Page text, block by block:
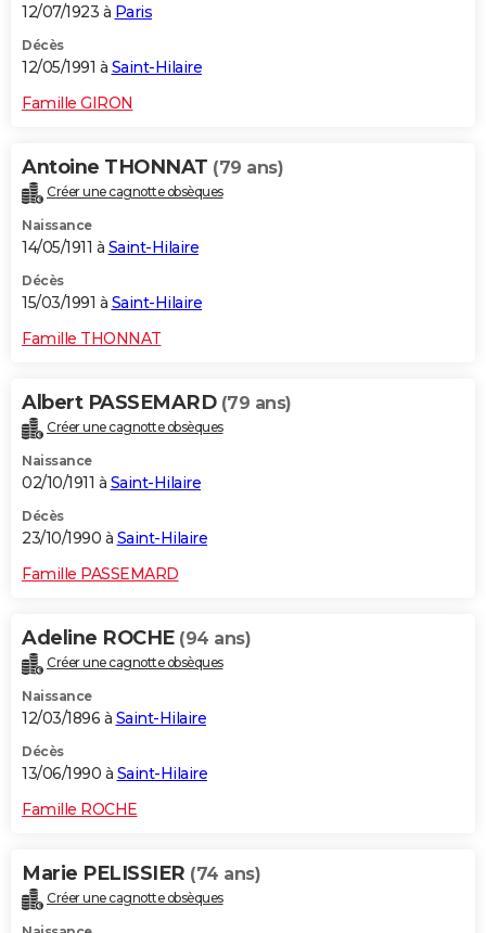
12/07/1923 à Paris
Décès
12/05/1991 à Saint-Hilaire
Famille GIRON
Antoine THONNAT (79 ans)
Créer une cagnotte obsèques
Naissance
14/05/1911 à Saint-Hilaire
Décès
15/03/1991 à Saint-Hilaire
Famille THONNAT
Albert PASSEMARD (79 ans)
Créer une cagnotte obsèques
Naissance
02/10/1911 à Saint-Hilaire
Décès
23/10/1990 à Saint-Hilaire
Famille PASSEMARD
Adeline ROCHE (94 ans)
Créer une cagnotte obsèques
Naissance
12/03/1896 à Saint-Hilaire
Décès
13/06/1990 à Saint-Hilaire
Famille ROCHE
Marie PELISSIER (74 ans)
Créer une cagnotte obsèques